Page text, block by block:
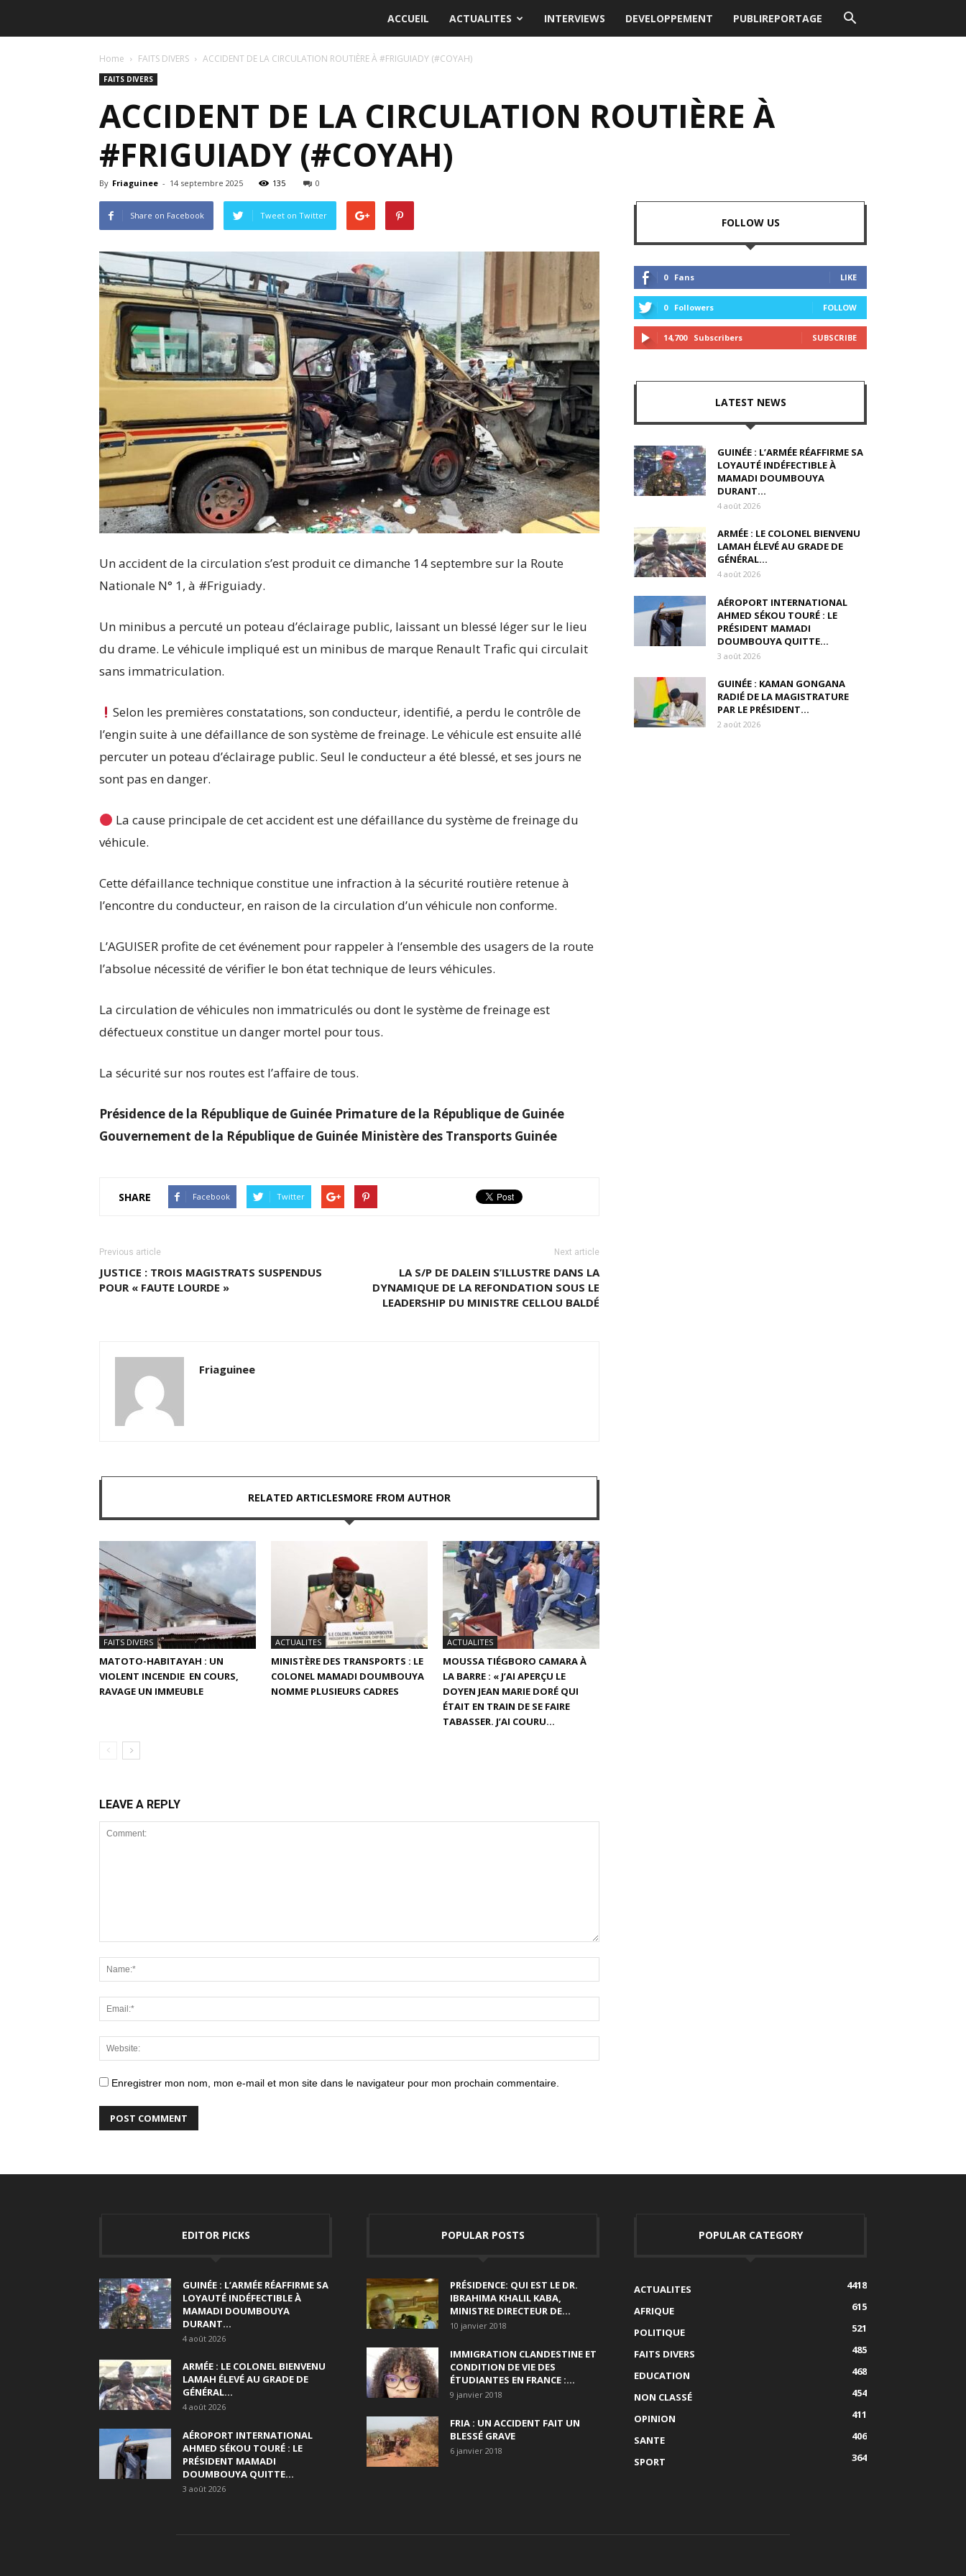
ACCUEIL ACTUALITES INTERVIEWS DEVELOPPEMENT PUBLIREPORTAGE
Home FAITS DIVERS ACCIDENT DE LA CIRCULATION ROUTIÈRE À #FRIGUIADY (#COYAH)
FAITS DIVERS
ACCIDENT DE LA CIRCULATION ROUTIÈRE À
#FRIGUIADY (#COYAH)
By Friaguinee - 14 septembre 2025 135 0
Share on Facebook Tweet on Twitter
Un accident de la circulation s’est produit ce dimanche 14 septembre sur la Route
Nationale N° 1, à #Friguiady.
Un minibus a percuté un poteau d’éclairage public, laissant un blessé léger sur le lieu
du drame. Le véhicule impliqué est un minibus de marque Renault Trafic qui circulait
sans immatriculation.
Selon les premières constatations, son conducteur, identifié, a perdu le contrôle de
l’engin suite à une défaillance de son système de freinage. Le véhicule est ensuite allé
percuter un poteau d’éclairage public. Seul le conducteur a été blessé, et ses jours ne
sont pas en danger.
La cause principale de cet accident est une défaillance du système de freinage du
véhicule.
Cette défaillance technique constitue une infraction à la sécurité routière retenue à
l’encontre du conducteur, en raison de la circulation d’un véhicule non conforme.
L’AGUISER profite de cet événement pour rappeler à l’ensemble des usagers de la route
l’absolue nécessité de vérifier le bon état technique de leurs véhicules.
La circulation de véhicules non immatriculés ou dont le système de freinage est
défectueux constitue un danger mortel pour tous.
La sécurité sur nos routes est l’affaire de tous.
Présidence de la République de Guinée Primature de la République de Guinée
Gouvernement de la République de Guinée Ministère des Transports Guinée
SHARE Facebook Twitter
Previous article
JUSTICE : TROIS MAGISTRATS SUSPENDUS
POUR « FAUTE LOURDE »
Next article
LA S/P DE DALEIN S’ILLUSTRE DANS LA
DYNAMIQUE DE LA REFONDATION SOUS LE
LEADERSHIP DU MINISTRE CELLOU BALDÉ
Friaguinee
RELATED ARTICLESMORE FROM AUTHOR
FAITS DIVERS
MATOTO-HABITAYAH : UN
VIOLENT INCENDIE EN COURS,
RAVAGE UN IMMEUBLE
ACTUALITES
MINISTÈRE DES TRANSPORTS : LE
COLONEL MAMADI DOUMBOUYA
NOMME PLUSIEURS CADRES
ACTUALITES
MOUSSA TIÉGBORO CAMARA À
LA BARRE : « J’AI APERÇU LE
DOYEN JEAN MARIE DORÉ QUI
ÉTAIT EN TRAIN DE SE FAIRE
TABASSER. J’AI COURU...
LEAVE A REPLY
Enregistrer mon nom, mon e-mail et mon site dans le navigateur pour mon prochain commentaire.
FOLLOW US
0 Fans LIKE
0 Followers FOLLOW
14,700 Subscribers SUBSCRIBE
LATEST NEWS
GUINÉE : L’ARMÉE RÉAFFIRME SA
LOYAUTÉ INDÉFECTIBLE À
MAMADI DOUMBOUYA
DURANT...
4 août 2026
ARMÉE : LE COLONEL BIENVENU
LAMAH ÉLEVÉ AU GRADE DE
GÉNÉRAL...
4 août 2026
AÉROPORT INTERNATIONAL
AHMED SÉKOU TOURÉ : LE
PRÉSIDENT MAMADI
DOUMBOUYA QUITTE...
3 août 2026
GUINÉE : KAMAN GONGANA
RADIÉ DE LA MAGISTRATURE
PAR LE PRÉSIDENT...
2 août 2026
EDITOR PICKS
GUINÉE : L’ARMÉE RÉAFFIRME SA
LOYAUTÉ INDÉFECTIBLE À
MAMADI DOUMBOUYA
DURANT...
4 août 2026
ARMÉE : LE COLONEL BIENVENU
LAMAH ÉLEVÉ AU GRADE DE
GÉNÉRAL...
4 août 2026
AÉROPORT INTERNATIONAL
AHMED SÉKOU TOURÉ : LE
PRÉSIDENT MAMADI
DOUMBOUYA QUITTE...
3 août 2026
POPULAR POSTS
PRÉSIDENCE: QUI EST LE DR.
IBRAHIMA KHALIL KABA,
MINISTRE DIRECTEUR DE...
10 janvier 2018
IMMIGRATION CLANDESTINE ET
CONDITION DE VIE DES
ÉTUDIANTES EN FRANCE :...
9 janvier 2018
FRIA : UN ACCIDENT FAIT UN
BLESSÉ GRAVE
6 janvier 2018
POPULAR CATEGORY
ACTUALITES
4418
AFRIQUE
615
POLITIQUE
521
FAITS DIVERS
485
EDUCATION
468
NON CLASSÉ
454
OPINION
411
SANTE
406
SPORT
364